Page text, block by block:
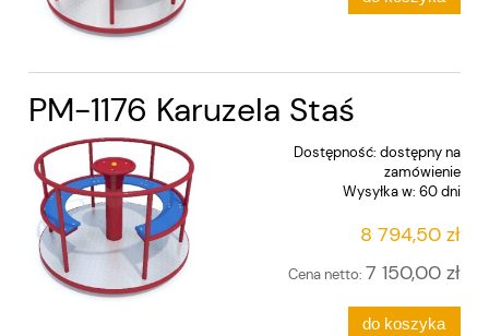
PM-1176 Karuzela Staś
Dostępność: dostępny na
zamówienie
Wysyłka w: 60 dni
8 794,50 zł
Cena netto: 7 150,00 zł
do koszyka